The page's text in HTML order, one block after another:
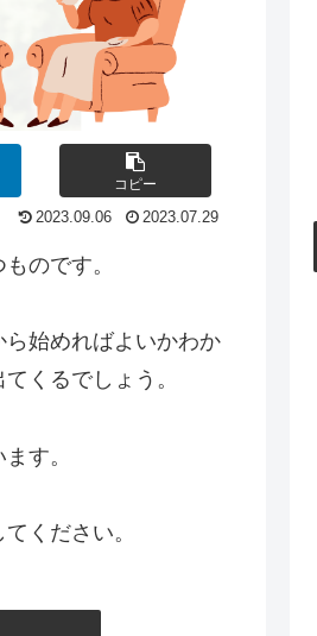
コピー
2023.09.06 2023.07.29
のです。
始めればよいかわか
くるでしょう。
す。
ください。